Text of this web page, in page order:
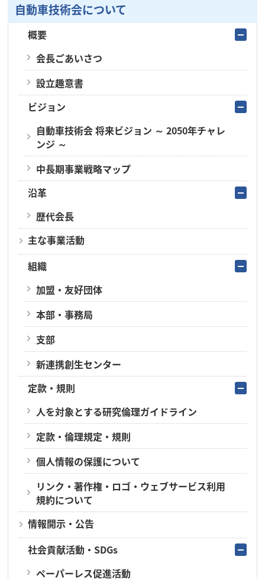
自動車技術会について
概要
会長ごあいさつ
設立趣意書
ビジョン
自動車技術会 将来ビジョン ～ 2050年チャレ
ンジ ～
中長期事業戦略マップ
沿革
歴代会長
主な事業活動
組織
加盟・友好団体
本部・事務局
支部
新連携創生センター
定款・規則
人を対象とする研究倫理ガイドライン
定款・倫理規定・規則
個人情報の保護について
リンク・著作権・ロゴ・ウェブサービス利用
規約について
情報開示・公告
社会貢献活動・SDGs
ペーパーレス促進活動